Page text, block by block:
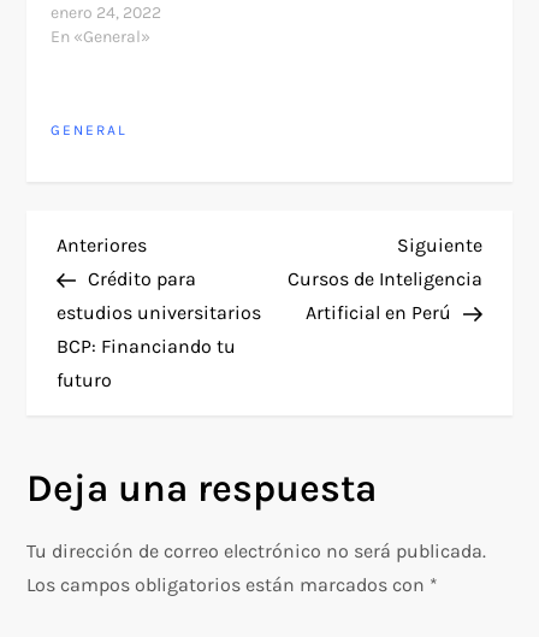
enero 24, 2022
En «General»
GENERAL
N
a
v
g
a
c
Entrada
anterior
Anteriores
Crédito para
estudios universitarios
BCP: Financiando tu
futuro
Siguiente
Cursos de Inteligencia
Artificial en Perú
Deja una respuesta
Tu dirección de correo electrónico no será publicada.
Los campos obligatorios están marcados con *